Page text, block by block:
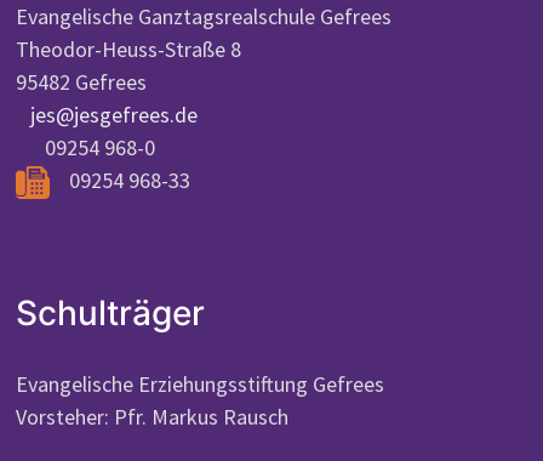
Evangelische Ganztagsrealschule Gefrees
Theodor-Heuss-Straße 8
95482 Gefrees
jes@jesgefrees.de
09254 968-0
09254 968-33
Schulträger
Evangelische Erziehungsstiftung Gefrees
Vorsteher: Pfr. Markus Rausch